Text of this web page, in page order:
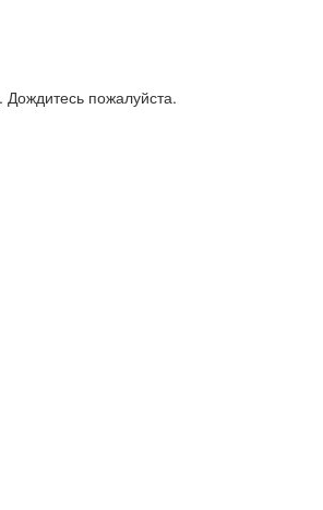
пожалуйста.